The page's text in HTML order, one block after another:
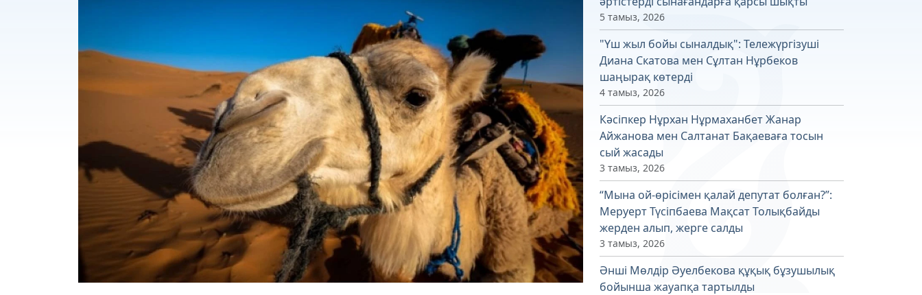
5 тамыз, 2026
"Үш жыл бойы сыналдық": Тележүргізуші
Диана Скатова мен Сұлтан Нұрбеков
шаңырақ көтерді
4 тамыз, 2026
Кәсіпкер Нұрхан Нұрмаханбет Жанар
Айжанова мен Салтанат Бақаеваға тосын
сый жасады
3 тамыз, 2026
“Мына ой-өрісімен қалай депутат болған?”:
Меруерт Түсіпбаева Мақсат Толықбайды
жерден алып, жерге салды
3 тамыз, 2026
Әнші Мөлдір Әуелбекова құқық бұзушылық
бойынша жауапқа тартылды